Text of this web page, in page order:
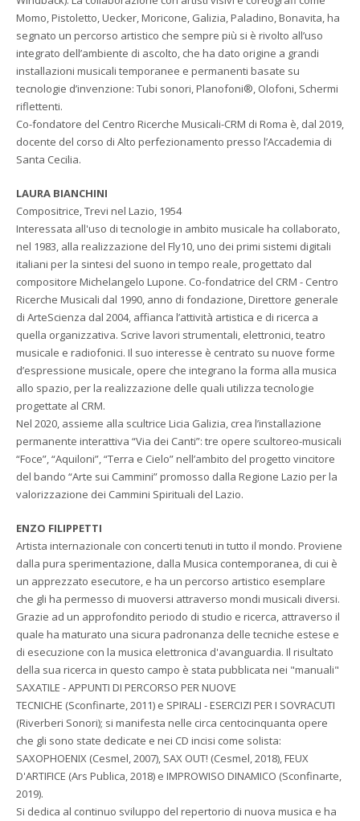
Momo, Pistoletto, Uecker, Moricone, Galizia, Paladino, Bonavita, ha
segnato un percorso artistico che sempre più si è rivolto all’uso
integrato dell’ambiente di ascolto, che ha dato origine a grandi
installazioni musicali temporanee e permanenti basate su
tecnologie d’invenzione: Tubi sonori, Planofoni®, Olofoni, Schermi
riflettenti.
Co-fondatore del Centro Ricerche Musicali-CRM di Roma è, dal 2019,
docente del corso di Alto perfezionamento presso l’Accademia di
Santa Cecilia.
LAURA BIANCHINI
Compositrice, Trevi nel Lazio, 1954
Interessata all'uso di tecnologie in ambito musicale ha collaborato,
nel 1983, alla realizzazione del Fly10, uno dei primi sistemi digitali
italiani per la sintesi del suono in tempo reale, progettato dal
compositore Michelangelo Lupone. Co-fondatrice del CRM - Centro
Ricerche Musicali dal 1990, anno di fondazione, Direttore generale
di ArteScienza dal 2004, affianca l’attività artistica e di ricerca a
quella organizzativa. Scrive lavori strumentali, elettronici, teatro
musicale e radiofonici. Il suo interesse è centrato su nuove forme
d’espressione musicale, opere che integrano la forma alla musica
allo spazio, per la realizzazione delle quali utilizza tecnologie
progettate al CRM.
Nel 2020, assieme alla scultrice Licia Galizia, crea l’installazione
permanente interattiva “Via dei Canti”: tre opere scultoreo-musicali
“Foce”, “Aquiloni”, “Terra e Cielo” nell’ambito del progetto vincitore
del bando “Arte sui Cammini” promosso dalla Regione Lazio per la
valorizzazione dei Cammini Spirituali del Lazio.
ENZO FILIPPETTI
Artista internazionale con concerti tenuti in tutto il mondo. Proviene
dalla pura sperimentazione, dalla Musica contemporanea, di cui è
un apprezzato esecutore, e ha un percorso artistico esemplare
che gli ha permesso di muoversi attraverso mondi musicali diversi.
Grazie ad un approfondito periodo di studio e ricerca, attraverso il
quale ha maturato una sicura padronanza delle tecniche estese e
di esecuzione con la musica elettronica d'avanguardia. Il risultato
della sua ricerca in questo campo è stata pubblicata nei "manuali"
SAXATILE - APPUNTI DI PERCORSO PER NUOVE
TECNICHE (Sconfinarte, 2011) e SPIRALI - ESERCIZI PER I SOVRACUTI
(Riverberi Sonori); si manifesta nelle circa centocinquanta opere
che gli sono state dedicate e nei CD incisi come solista:
SAXOPHOENIX (Cesmel, 2007), SAX OUT! (Cesmel, 2018), FEUX
D'ARTIFICE (Ars Publica, 2018) e IMPROWISO DINAMICO (Sconfinarte,
2019).
Si dedica al continuo sviluppo del repertorio di nuova musica e ha